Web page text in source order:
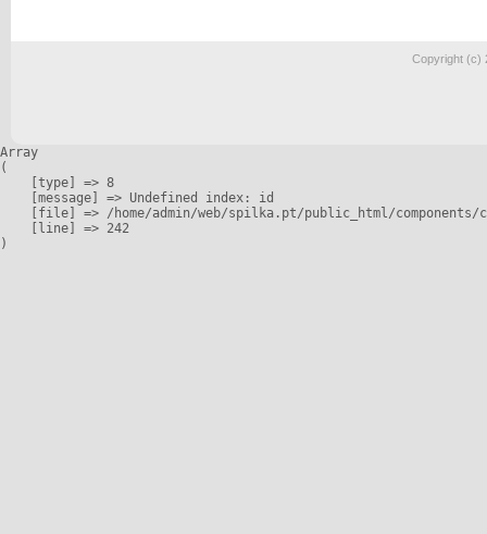
Copyright (c)
Array
(
    [type] => 8
    [message] => Undefined index: id
[file] => /home/admin/web/spilka.pt/public_html/
    [line] => 242